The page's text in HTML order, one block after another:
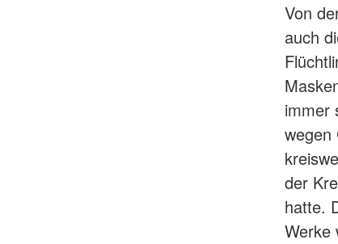
Von
auch
immer
wegen
der
hatte.
Werke